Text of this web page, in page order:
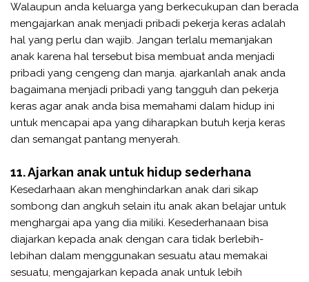
Walaupun anda keluarga yang berkecukupan dan berada
mengajarkan anak menjadi pribadi pekerja keras adalah
hal yang perlu dan wajib. Jangan terlalu memanjakan
anak karena hal tersebut bisa membuat anda menjadi
pribadi yang cengeng dan manja. ajarkanlah anak anda
bagaimana menjadi pribadi yang tangguh dan pekerja
keras agar anak anda bisa memahami dalam hidup ini
untuk mencapai apa yang diharapkan butuh kerja keras
dan semangat pantang menyerah.
11. Ajarkan anak untuk hidup sederhana
Kesedarhaan akan menghindarkan anak dari sikap
sombong dan angkuh selain itu anak akan belajar untuk
menghargai apa yang dia miliki. Kesederhanaan bisa
diajarkan kepada anak dengan cara tidak berlebih-
lebihan dalam menggunakan sesuatu atau memakai
sesuatu, mengajarkan kepada anak untuk lebih